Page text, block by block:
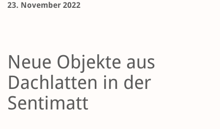
23. November 2022
Neue Objekte aus
Dachlatten in der
Sentimatt